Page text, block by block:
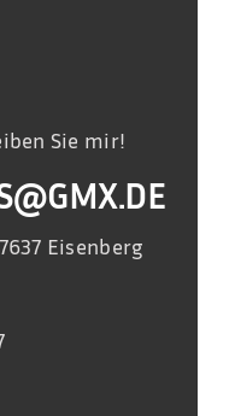
Sie mir!
Eisenberg